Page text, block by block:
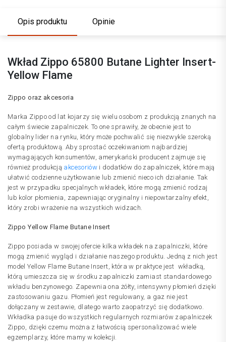
Opis produktu Opinie
Wkład Zippo 65800 Butane Lighter Insert-
Yellow Flame
Zippo oraz akcesoria
Marka Zippo od lat kojarzy się wielu osobom z produkcją znanych na
całym świecie zapalniczek. To one sprawiły, że obecnie jest to
globalny lider na rynku, który może pochwalić się niezwykle szeroką
ofertą produktową. Aby sprostać oczekiwaniom najbardziej
wymagających konsumentów, amerykański producent zajmuje się
również produkcją akcesoriów i dodatków do zapalniczek, które mają
ułatwić codzienne użytkowanie lub zmienić nieco ich działanie. Tak
jest w przypadku specjalnych wkładek, które mogą zmienić rodzaj
lub kolor płomienia, zapewniając oryginalny i niepowtarzalny efekt,
który zrobi wrażenie na wszystkich widzach.
Zippo Yellow Flame Butane Insert
Zippo posiada w swojej ofercie kilka wkładek na zapalniczki, które
mogą zmienić wygląd i działanie naszego produktu. Jedną z nich jest
model Yellow Flame Butane Insert, która w praktyce jest wkładką,
którą umieszcza się w środku zapalniczki zamiast standardowego
wkładu benzynowego. Zapewnia ona żółty, intensywny płomień dzięki
zastosowaniu gazu. Płomień jest regulowany, a gaz nie jest
dołączany w zestawie, dlatego warto zaopatrzyć się dodatkowo.
Wkładka pasuje do wszystkich regularnych rozmiarów zapalniczek
Zippo, dzięki czemu można z łatwością spersonalizować wiele
egzemplarzy, które mamy w kolekcji.